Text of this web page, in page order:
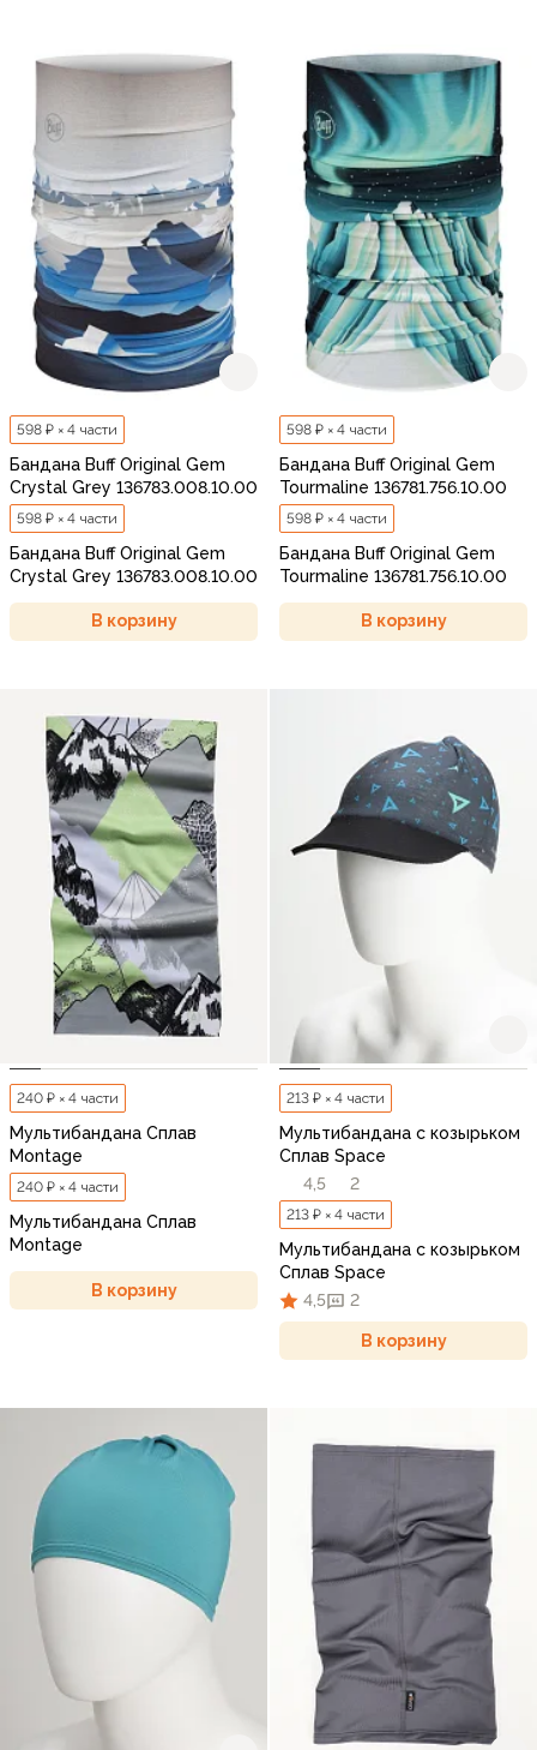
598 ₽ × 4 части
Бандана Buff Original Gem
Crystal Grey 136783.008.10.00
598 ₽ × 4 части
Бандана Buff Original Gem
Crystal Grey 136783.008.10.00
В корзину
598 ₽ × 4 части
Бандана Buff Original Gem
Tourmaline 136781.756.10.00
598 ₽ × 4 части
Бандана Buff Original Gem
Tourmaline 136781.756.10.00
В корзину
240 ₽ × 4 части
Мультибандана Сплав
Montage
240 ₽ × 4 части
Мультибандана Сплав
Montage
В корзину
213 ₽ × 4 части
Мультибандана с козырьком
Сплав Space
4,5
2
213 ₽ × 4 части
Мультибандана с козырьком
Сплав Space
4,5
2
В корзину